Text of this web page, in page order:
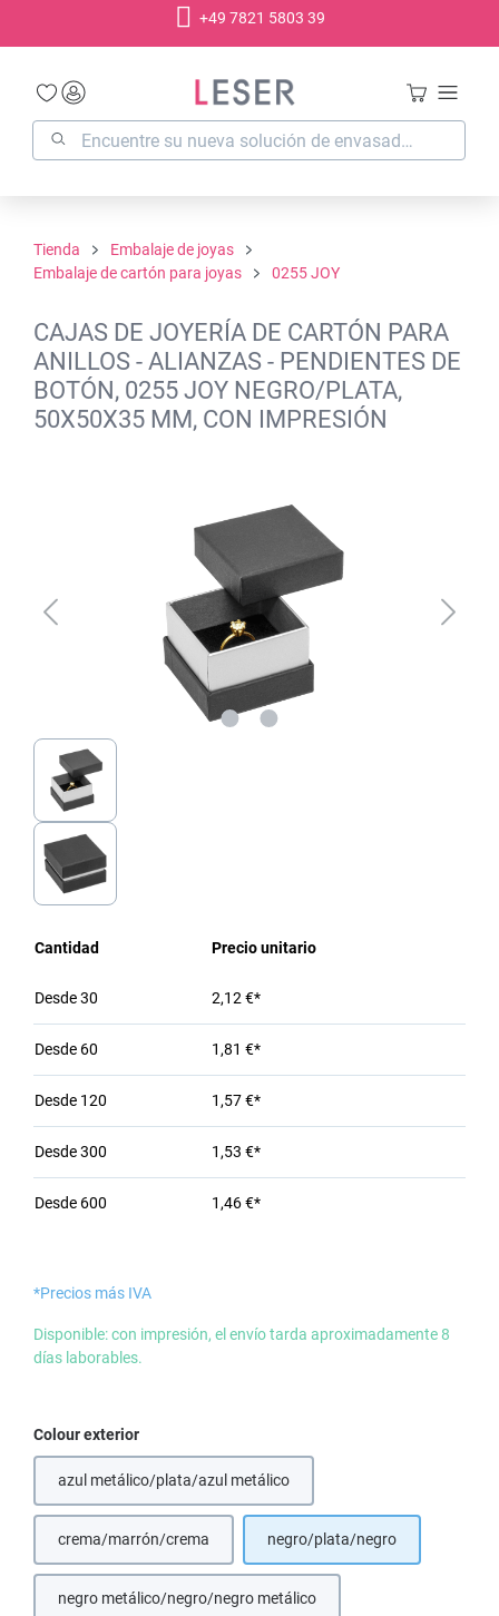
+49 7821 5803 39
Tienda
Embalaje de joyas
Embalaje de cartón para joyas
0255 JOY
CAJAS DE JOYERÍA DE CARTÓN PARA
ANILLOS - ALIANZAS - PENDIENTES DE
BOTÓN, 0255 JOY NEGRO/PLATA,
50X50X35 MM, CON IMPRESIÓN
Cantidad Precio unitario
Desde30 2,12 €*
Desde 60 1,81 €*
Desde 120 1,57 €*
Desde300 1,53 €*
Desde 600 1,46 €*
*Precios más IVA
Disponible: con impresión, el envío tarda aproximadamente 8
días laborables.
Seleccione
Colour exterior
azul metálico/plata/azul metálico(Esta opción no está disponible en este momento.)
crema/marrón/crema(Esta opción no está disponible en este momento.)
negro/plata/negro
negro metálico/negro/negro metálico